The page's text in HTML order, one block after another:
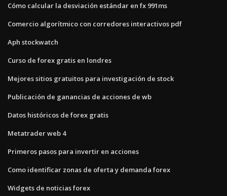
Cómo calcular la desviación estándar en fx 991ms
Comercio algorítmico con corredores interactivos pdf
Aph stockwatch
Curso de forex gratis en londres
Mejores sitios gratuitos para investigación de stock
Publicación de ganancias de acciones de wb
Datos históricos de forex gratis
Metatrader web 4
Primeros pasos para invertir en acciones
Como identificar zonas de oferta y demanda forex
Widgets de noticias forex